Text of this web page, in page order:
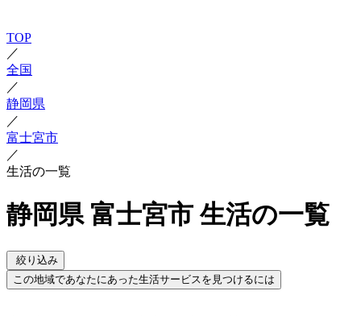
TOP
／
全国
／
静岡県
／
富士宮市
／
生活の一覧
静岡県 富士宮市 生活の一覧
絞り込み
この地域であなたにあった生活サービスを見つけるには